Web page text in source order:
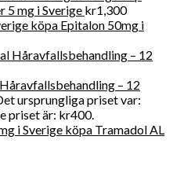
5 mg i Sverige kr1,300
köpa Epitalon 50mg i
– 12
ursprungliga priset var:
priset är: kr400.
köpa Tramadol AL